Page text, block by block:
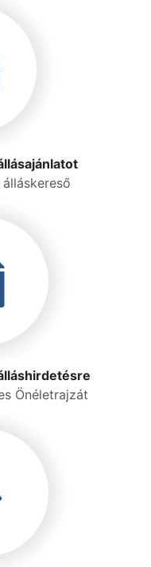
Önéletrajzát